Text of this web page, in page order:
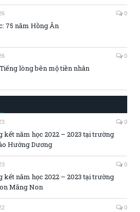
0
75 năm Hồng Ân
0
lòng bên mộ tiền nhân
0
kết năm học 2022 – 2023 tại trường
Hướng Dương
0
kết năm học 2022 – 2023 tại trường
Măng Non
0